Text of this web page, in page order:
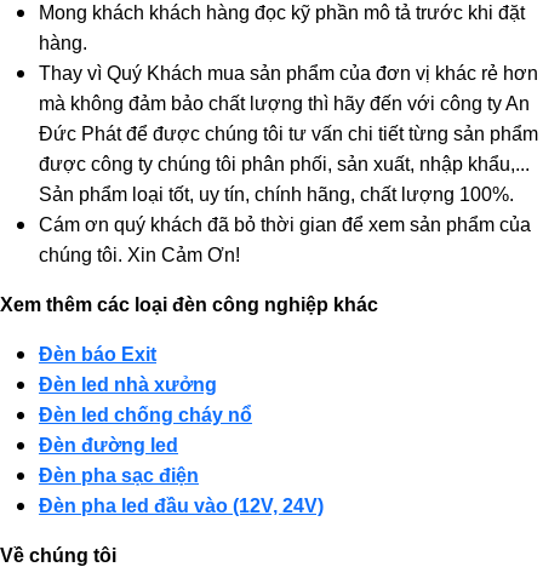
Mong khách khách hàng đọc kỹ phần mô tả trước khi đặt
hàng.
Thay vì Quý Khách mua sản phẩm của đơn vị khác rẻ hơn
mà không đảm bảo chất lượng thì hãy đến với công ty An
Đức Phát để được chúng tôi tư vấn chi tiết từng sản phẩm
được công ty chúng tôi phân phối, sản xuất, nhập khẩu,...
Sản phẩm loại tốt, uy tín, chính hãng, chất lượng 100%.
Cám ơn quý khách đã bỏ thời gian để xem sản phẩm của
chúng tôi. Xin Cảm Ơn!
Xem thêm các loại đèn công nghiệp khác
Đèn báo Exit
Đèn led nhà xưởng
Đèn led chống cháy nổ
Đèn đường led
Đèn pha sạc điện
Đèn pha led đầu vào (12V, 24V)
Về chúng tôi